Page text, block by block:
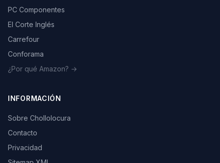
PC Componentes
El Corte Inglés
Carrefour
Conforama
¿Por qué Amazon? →
INFORMACIÓN
Sobre Chollolocura
Contacto
Privacidad